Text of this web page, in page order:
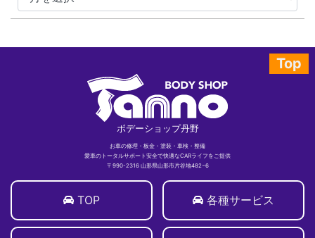
Top
ボデーショップ丹野
お車の修理・板金・塗装・車検・整備
愛車のトータルサポート安全で快適なCARライフをご提供
〒990-2316 山形県山形市片谷地482−6
TOP 各種サービス